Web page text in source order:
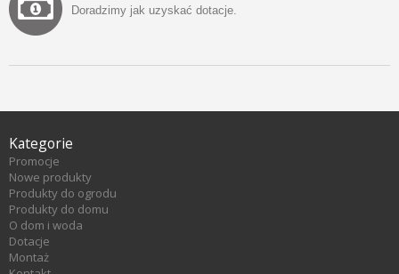
Doradzimy jak uzyskać dotacje.
Kategorie
Promocje
Nowe produkty
Produkty do ogrodu
Produkty do domu
O dom i woda
Dotacje
Montaż